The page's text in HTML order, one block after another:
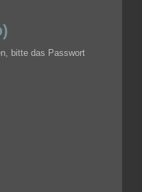
bitte das Passwort